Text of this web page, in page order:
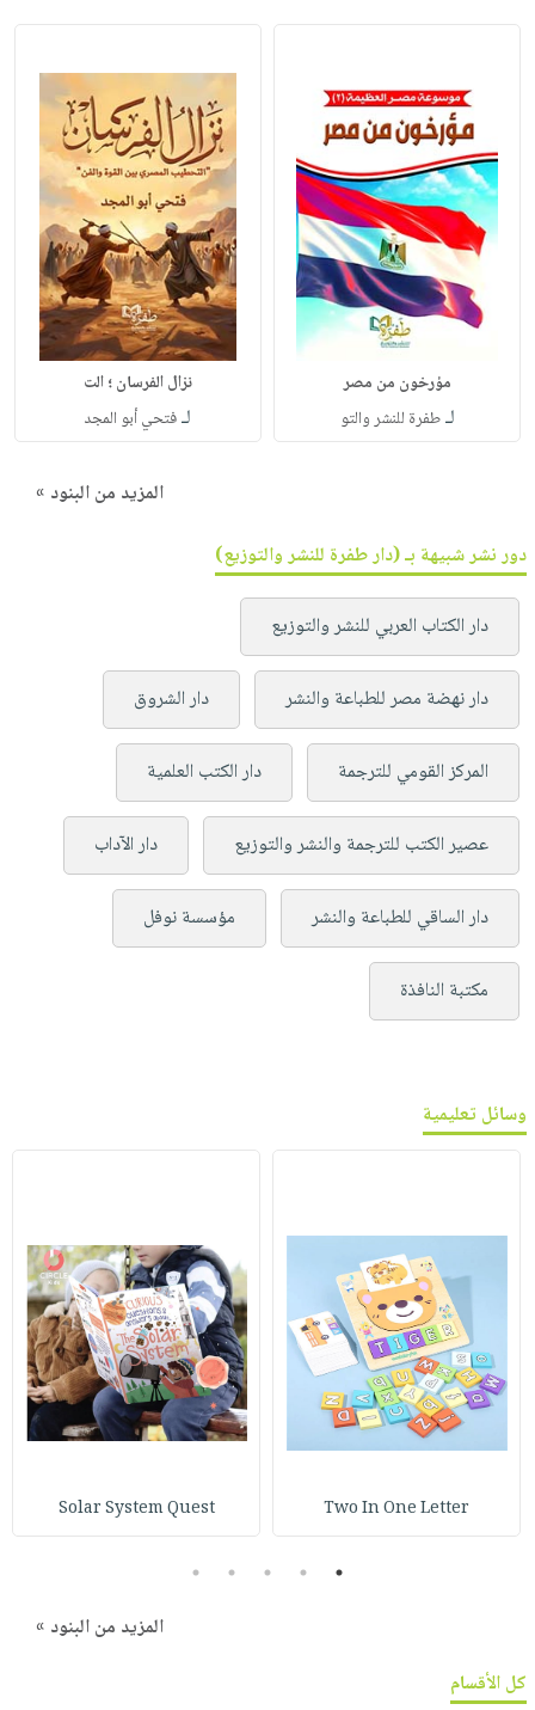
مؤرخون من مصر
لـطفرة للنشر والتو
نزال الفرسان ؛ الت
لـفتحي أبو المجد
المزيد من البنود »
دور نشر شبيهة بـ (دار طفرة للنشر والتوزيع)
دار الكتاب العربي للنشر والتوزيع
دار نهضة مصر للطباعة والنشر دار الشروق
المركز القومي للترجمة دار الكتب العلمية
عصير الكتب للترجمة والنشر والتوزيع دار الآداب
دار الساقي للطباعة والنشر مؤسسة نوفل
مكتبة النافذة
وسائل تعليمية
Two In One Letter
Solar System Quest
1
2
3
4
5
المزيد من البنود »
كل الأقسام